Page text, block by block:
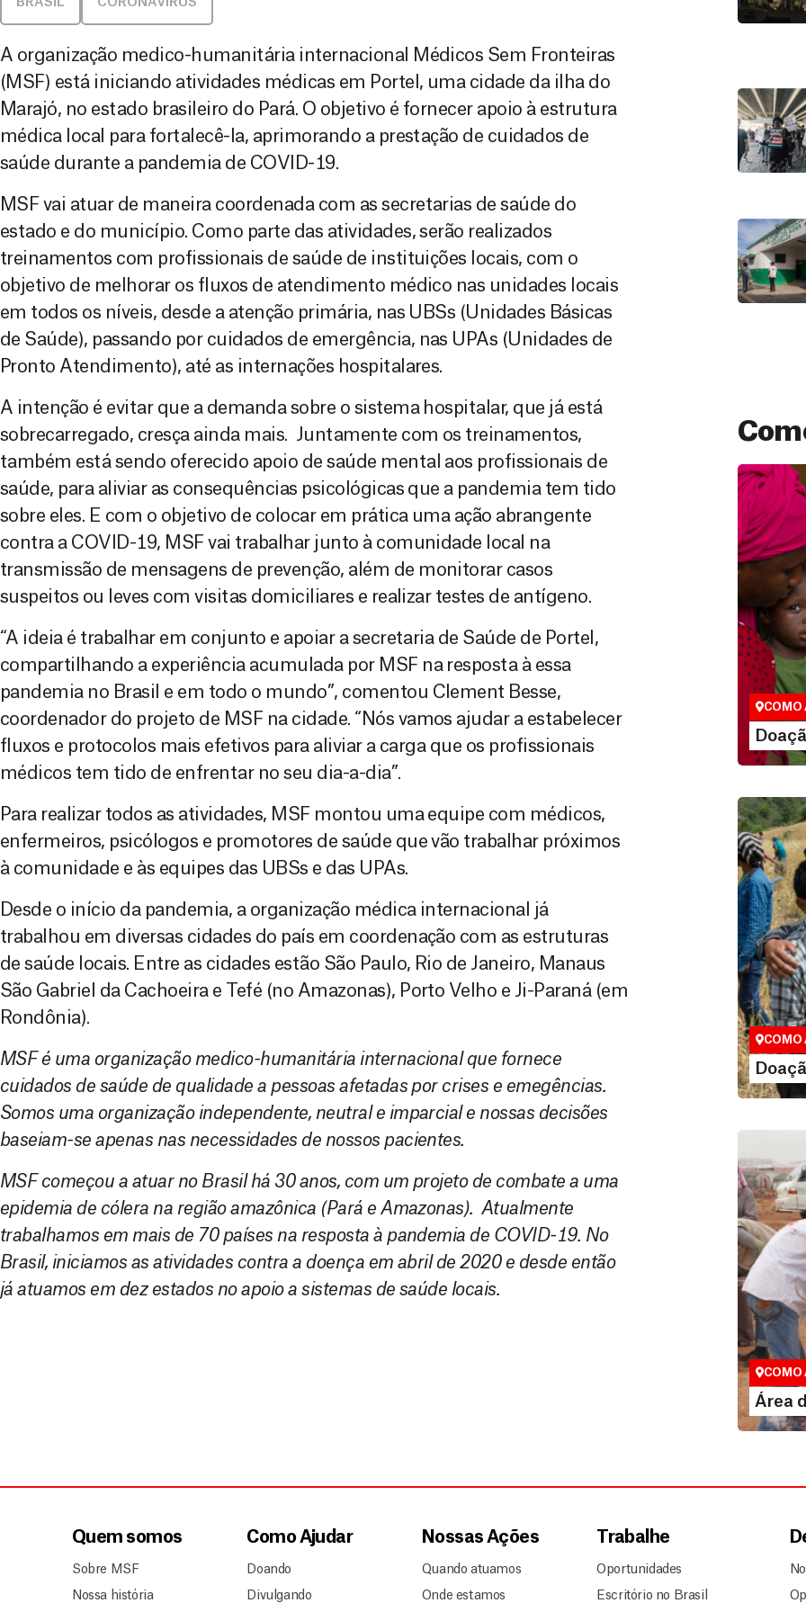
A organização medico-humanitária internacional Médicos Sem Fronteiras
(MSF) está iniciando atividades médicas em Portel, uma cidade da ilha do
Marajó, no estado brasileiro do Pará. O objetivo é fornecer apoio à estrutura
médica local para fortalecê-la, aprimorando a prestação de cuidados de
saúde durante a pandemia de COVID-19.
MSF vai atuar de maneira coordenada com as secretarias de saúde do
estado e do município. Como parte das atividades, serão realizados
treinamentos com profissionais de saúde de instituições locais, com o
objetivo de melhorar os fluxos de atendimento médico nas unidades locais
em todos os níveis, desde a atenção primária, nas UBSs (Unidades Básicas
de Saúde), passando por cuidados de emergência, nas UPAs (Unidades de
Pronto Atendimento), até as internações hospitalares.
A intenção é evitar que a demanda sobre o sistema hospitalar, que já está
sobrecarregado, cresça ainda mais. Juntamente com os treinamentos,
também está sendo oferecido apoio de saúde mental aos profissionais de
saúde, para aliviar as consequências psicológicas que a pandemia tem tido
sobre eles. E com o objetivo de colocar em prática uma ação abrangente
contra a COVID-19, MSF vai trabalhar junto à comunidade local na
transmissão de mensagens de prevenção, além de monitorar casos
suspeitos ou leves com visitas domiciliares e realizar testes de antígeno.
“A ideia é trabalhar em conjunto e apoiar a secretaria de Saúde de Portel,
compartilhando a experiência acumulada por MSF na resposta à essa
pandemia no Brasil e em todo o mundo”, comentou Clement Besse,
coordenador do projeto de MSF na cidade. “Nós vamos ajudar a estabelecer
fluxos e protocolos mais efetivos para aliviar a carga que os profissionais
médicos tem tido de enfrentar no seu dia-a-dia”.
Para realizar todos as atividades, MSF montou uma equipe com médicos,
enfermeiros, psicólogos e promotores de saúde que vão trabalhar próximos
à comunidade e às equipes das UBSs e das UPAs.
Desde o início da pandemia, a organização médica internacional já
trabalhou em diversas cidades do país em coordenação com as estruturas
de saúde locais. Entre as cidades estão São Paulo, Rio de Janeiro, Manaus
São Gabriel da Cachoeira e Tefé (no Amazonas), Porto Velho e Ji-Paraná (em
Rondônia).
MSF é uma organização medico-humanitária internacional que fornece
cuidados de saúde de qualidade a pessoas afetadas por crises e emegências.
Somos uma organização independente, neutral e imparcial e nossas decisões
baseiam-se apenas nas necessidades de nossos pacientes.
MSF começou a atuar no Brasil há 30 anos, com um projeto de combate a uma
epidemia de cólera na região amazônica (Pará e Amazonas). Atualmente
trabalhamos em mais de 70 países na resposta à pandemia de COVID-19. No
Brasil, iniciamos as atividades contra a doença em abril de 2020 e desde então
já atuamos em dez estados no apoio a sistemas de saúde locais.
Doação
São as
que nos
vidas em
COMO
Você
maneiras,
valor que
COMO
Área
Espaço
COMO
Área
Quem somos
Sobre MSF
Nossa história
Como Ajudar
Doando
Divulgando
Nossas Ações
Quando atuamos
Onde estamos
Trabalhe
Oportunidades
Escritório no Brasil